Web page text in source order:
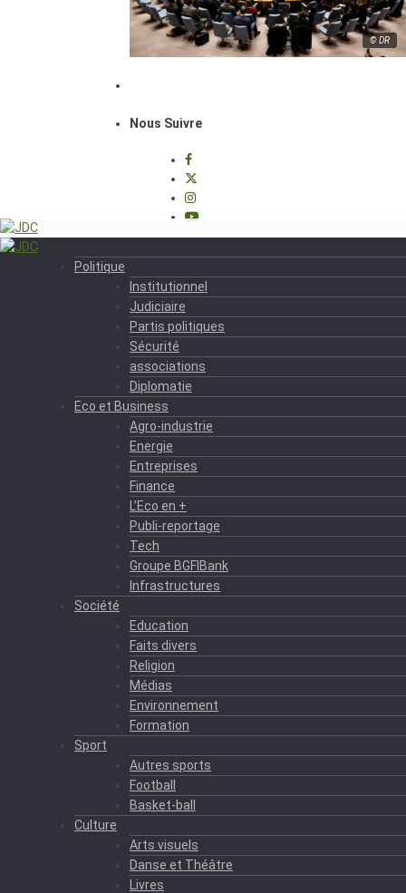
© DR
Nous Suivre
Politique
Institutionnel
Judiciaire
Partis politiques
Sécurité
associations
Diplomatie
Eco et Business
Agro-industrie
Energie
Entreprises
Finance
L’Eco en +
Publi-reportage
Tech
Groupe BGFIBank
Infrastructures
Société
Education
Faits divers
Religion
Médias
Environnement
Formation
Sport
Autres sports
Football
Basket-ball
Culture
Arts visuels
Danse et Théâtre
Livres